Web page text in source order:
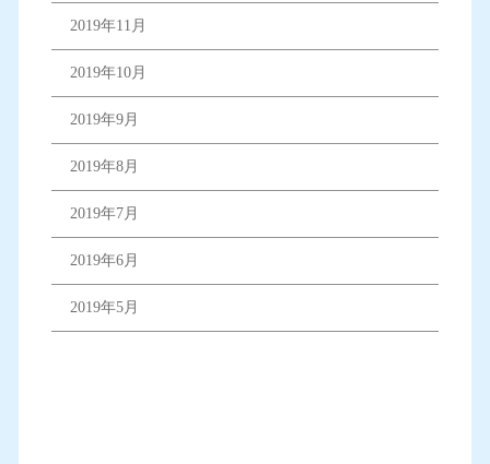
2019年11月
2019年10月
2019年9月
2019年8月
2019年7月
2019年6月
2019年5月